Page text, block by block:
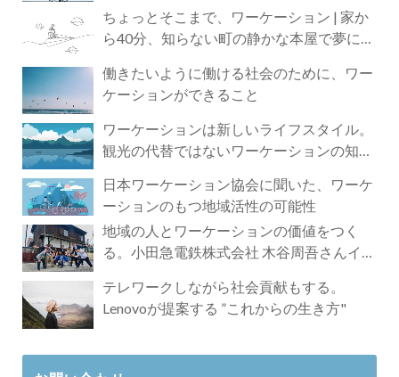
ちょっとそこまで、ワーケーション | 家か
ら40分、知らない町の静かな本屋で夢に近
働きたいように働ける社会のために、ワー
ケーションができること
ワーケーションは新しいライフスタイル。
観光の代替ではないワーケーションの知ら
日本ワーケーション協会に聞いた、ワーケ
ーションのもつ地域活性の可能性
地域の人とワーケーションの価値をつく
る。小田急電鉄株式会社 木谷周吾さんイン
テレワークしながら社会貢献もする。
Lenovoが提案する ”これからの生き方"